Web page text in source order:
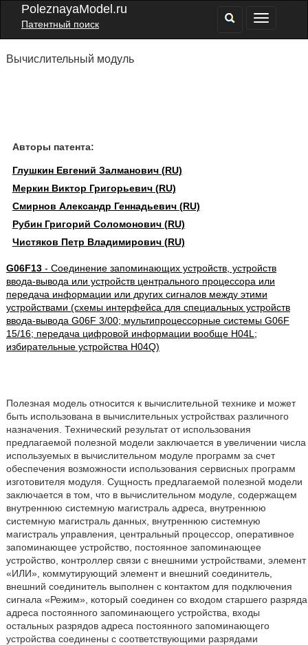
PoleznayaModel.ru
Патентный поиск
Вычислительный модуль
Авторы патента:
Глушкин Евгений Залманович (RU)
Меркин Виктор Григорьевич (RU)
Смирнов Александр Геннадьевич (RU)
Рубин Григорий Соломонович (RU)
Чистяков Петр Владимирович (RU)
G06F13- Соединение запоминающих устройств, устройств
ввода-вывода или устройств центрального процессора или
передача информации или других сигналов между этими
устройствами (схемы интерфейса для специальных устройств
ввода-вывода G06F 3/00; мультипроцессорные системы G06F
15/16; передача цифровой информации вообще H04L;
избирательные устройства H04Q)
Полезная модель относится к вычислительной технике и может
быть использована в вычислительных устройствах различного
назначения. Технический результат от использования
предлагаемой полезной модели заключается в увеличении числа
используемых в вычислительном модуле программ за счет
обеспечения возможности использования сервисных программ
изготовителя модуля. Сущность предлагаемой полезной модели
заключается в том, что в вычислительном модуле, содержащем
внутреннюю системную магистраль адреса, внутреннюю
системную магистраль данных, внутреннюю системную
магистраль управления, центральный процессор, оперативное
запоминающее устройство, постоянное запоминающее
устройство, контроллер связи с внешними устройствами, элемент
«ИЛИ», коммутирующий элемент и внешний соединитель,
внешний соединитель выполнен с контактом для подключения
сигнала «Режим», который соединен со входом старшего разряда
адреса постоянного запоминающего устройства, входы
остальных разрядов адреса постоянного запоминающего
устройства соединены с соответствующими разрядами